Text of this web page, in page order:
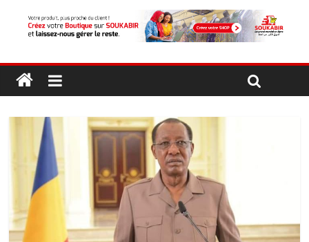
mobilisent pour le recensement
Jeunesse : Un programme d’un milliard de FCFA pour former
100 jeunes entrepreneurs tchadiens au Maroc